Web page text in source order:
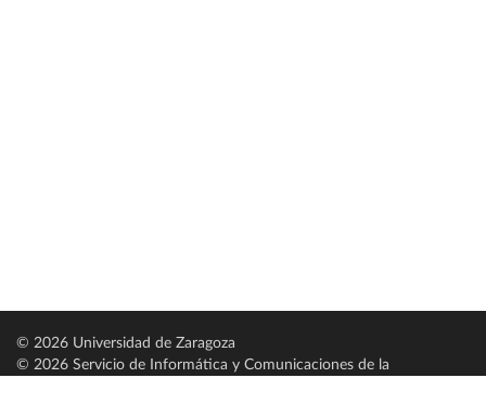
© 2026 Universidad de Zaragoza
© 2026 Servicio de Informática y Comunicaciones de la